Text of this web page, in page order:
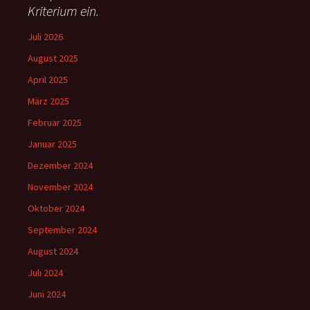
Kriterium ein.
Juli 2026
August 2025
April 2025
März 2025
Februar 2025
Januar 2025
Dezember 2024
November 2024
Oktober 2024
September 2024
August 2024
Juli 2024
Juni 2024